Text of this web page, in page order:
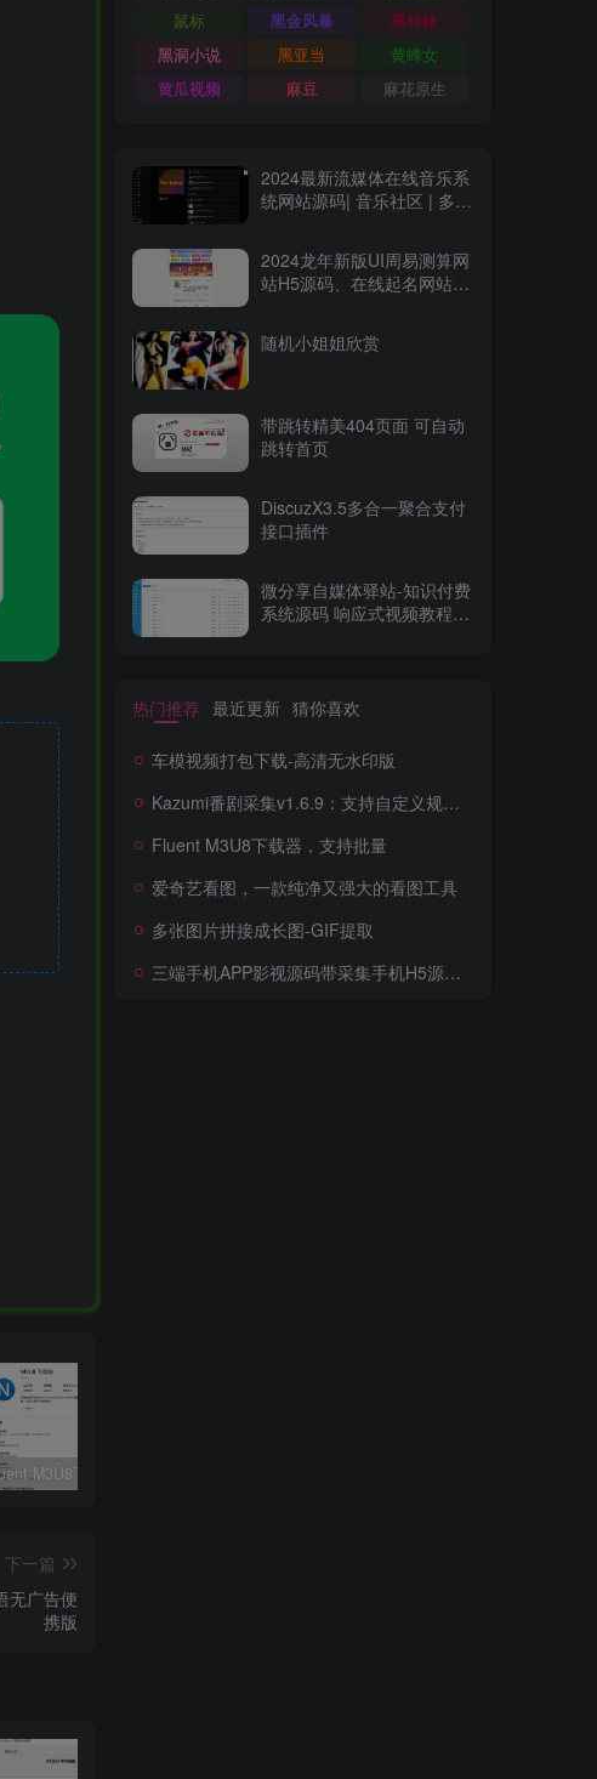
下一篇
无广告便
携版
鼠标
黑金风暴
黑科技
黑洞小说
黑亚当
黄蜂女
黄瓜视频
麻豆 麻花原生
2024最新流媒体在线音乐系
统网站源码| 音乐社区 | 多语
2024龙年新版UI周易测算网
站H5源码、在线起名网站源
随机小姐姐欣赏
带跳转精美404页面 可自动
跳转首页
DiscuzX3.5多合一聚合支付
接口插件
微分享自媒体驿站-知识付费
系统源码 响应式视频教程知
热门推荐 最近更新 猜你喜欢
车模视频打包下载-高清无水印版
Kazumi番剧采集v1.6.9：支持自定义规则+在线观看+弹幕，跨平台下载
Fluent M3U8下载器，支持批量
爱奇艺看图，一款纯净又强大的看图工具
多张图片拼接成长图-GIF提取
三端手机APP影视源码带采集手机H5源码带VIP卡密功能